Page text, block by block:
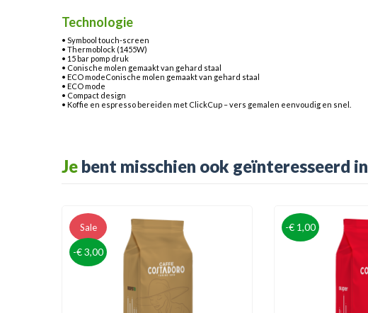
Technologie
• Symbool touch-screen
• Thermoblock (1455W)
• 15 bar pomp druk
• Conische molen gemaakt van gehard staal
• ECO modeConische molen gemaakt van gehard staal
• ECO mode
• Compact design
• Koffie en espresso bereiden met ClickCup – vers gemalen eenvoudig en snel.
Je bent misschien ook geïnteresseerd in
Sale
-€ 3,00
-€ 1,00